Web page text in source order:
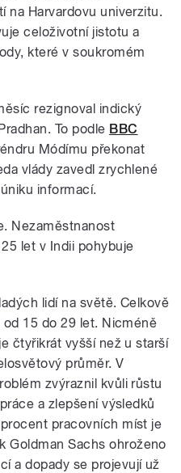
na Harvardovu univerzitu.
celoživotní jistotu a
které v soukromém
rezignoval indický
To podle BBC
Módímu překonat
vlády zavedl zrychlené
informací.
Nezaměstnanost
let v Indii pohybuje
lidí na světě. Celkově
15 do 29 let. Nicméně
čtyřikrát vyšší než u starší
průměr. V
zvýraznil kvůli růstu
a zlepšení výsledků
pracovních míst je
Goldman Sachs ohroženo
a dopady se projevují už